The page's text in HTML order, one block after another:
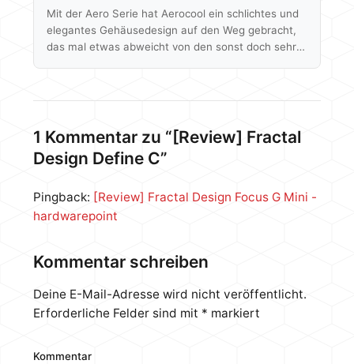
Mit der Aero Serie hat Aerocool ein schlichtes und
elegantes Gehäusedesign auf den Weg gebracht,
das mal etwas abweicht von den sonst doch sehr
Wir haben uns hier wieder für die Mitte
entschieden und testen das Aero 800. Weiterhin
sind noch ein Aero 500 und ein Aero 1000
1 Kommentar zu “[Review] Fractal
Design Define C”
Pingback: [Review] Fractal Design Focus G Mini -
hardwarepoint
Kommentar schreiben
Deine E-Mail-Adresse wird nicht veröffentlicht.
Erforderliche Felder sind mit * markiert
Kommentar